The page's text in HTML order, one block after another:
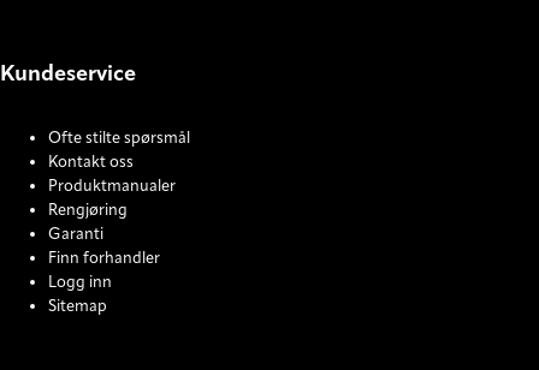
Kundeservice
Ofte stilte spørsmål
Kontakt oss
Produktmanualer
Rengjøring
Garanti
Finn forhandler
Logg inn
Sitemap